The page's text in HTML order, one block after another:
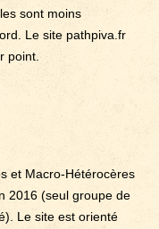
sont moins
Le site pathpiva.fr
point.
et Macro-Hétérocères
2016 (seul groupe de
Le site est orienté